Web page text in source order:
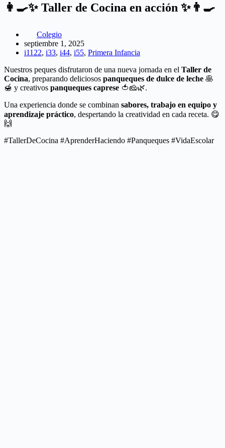
👩‍🍳✨ Taller de Cocina en acción ✨👨‍🍳
Colegio
septiembre 1, 2025
i1122, i33, i44, i55, Primera Infancia
Nuestros peques disfrutaron de una nueva jornada en el Taller de
Cocina, preparando deliciosos panqueques de dulce de leche 🥞
🍯 y creativos panqueques caprese 🍅🧀🌿.
Una experiencia donde se combinan sabores, trabajo en equipo y
aprendizaje práctico, despertando la creatividad en cada receta. 😋
🙌
#TallerDeCocina #AprenderHaciendo #Panqueques #VidaEscolar